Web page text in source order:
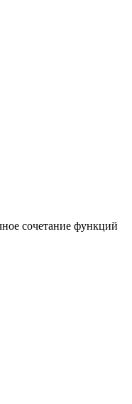
сочетание функций